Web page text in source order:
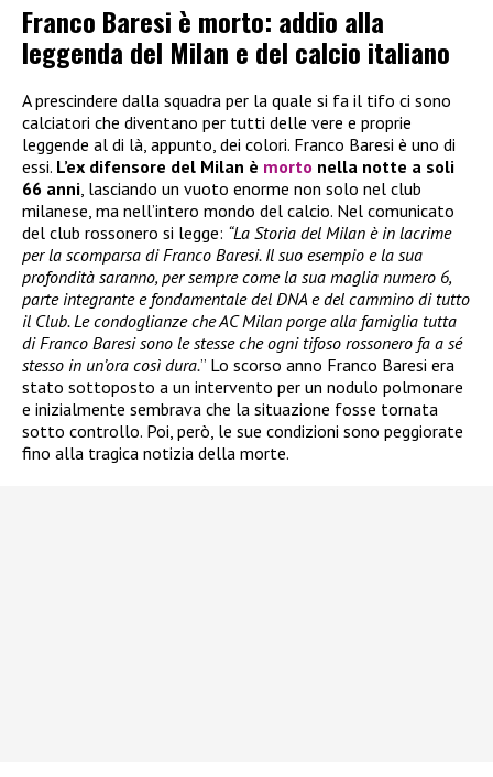
Franco Baresi è morto: addio alla
leggenda del Milan e del calcio italiano
A prescindere dalla squadra per la quale si fa il tifo ci sono
calciatori che diventano per tutti delle vere e proprie
leggende al di là, appunto, dei colori. Franco Baresi è uno di
essi. L’ex difensore del Milan è morto nella notte a soli
66 anni , lasciando un vuoto enorme non solo nel club
milanese, ma nell’intero mondo del calcio. Nel comunicato
del club rossonero si legge: “La Storia del Milan è in lacrime
per la scomparsa di Franco Baresi. Il suo esempio e la sua
profondità saranno, per sempre come la sua maglia numero 6,
parte integrante e fondamentale del DNA e del cammino di tutto
il Club. Le condoglianze che AC Milan porge alla famiglia tutta
di Franco Baresi sono le stesse che ogni tifoso rossonero fa a sé
stesso in un’ora così dura.” Lo scorso anno Franco Baresi era
stato sottoposto a un intervento per un nodulo polmonare
e inizialmente sembrava che la situazione fosse tornata
sotto controllo. Poi, però, le sue condizioni sono peggiorate
fino alla tragica notizia della morte.